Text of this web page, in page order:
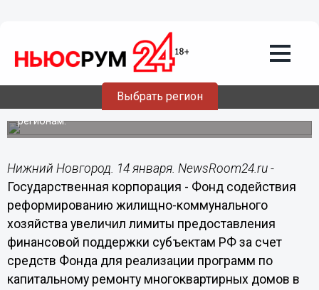
Выбрать регион
средств может получить
Нижегородская область на капремонт
многоквартирных домов в 2015 году
Фонд содействия реформированию ЖКХ увеличил
лимиты предоставления финансовой поддержки
регионам.
Нижний Новгород. 14 января. NewsRoom24.ru -
Государственная корпорация - Фонд содействия
реформированию жилищно-коммунального
хозяйства увеличил лимиты предоставления
финансовой поддержки субъектам РФ за счет
средств Фонда для реализации программ по
капитальному ремонту многоквартирных домов в